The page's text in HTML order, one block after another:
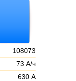
108073
73 А/ч
630 А